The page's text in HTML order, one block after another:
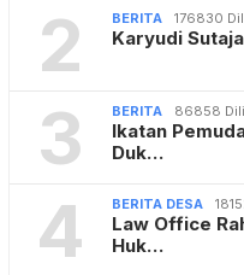
2 BERITA 176830
Karyudi
3 BERITA 86858
Ikatan
Duk…
4 BERITA DESA
Law Office
Huk…